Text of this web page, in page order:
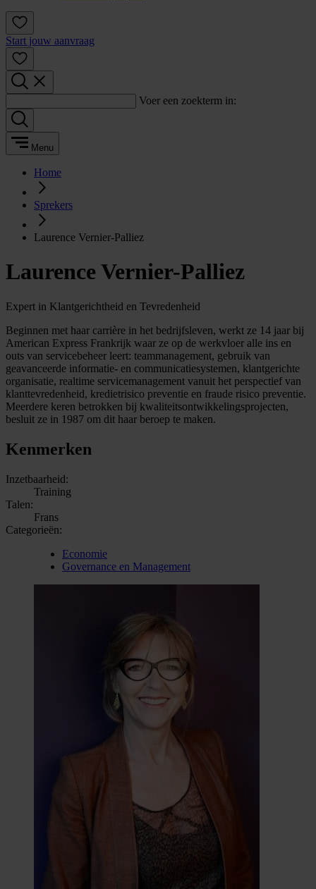
Start jouw aanvraag
Voer een zoekterm in:
Menu
Home
Sprekers
Laurence Vernier-Palliez
Laurence Vernier-Palliez
Expert in Klantgerichtheid en Tevredenheid
Beginnen met haar carrière in het bedrijfsleven, werkt ze 14 jaar bij
American Express Frankrijk waar ze op de werkvloer alle ins en
outs van servicebeheer leert: teammanagement, gebruik van
geavanceerde informatie- en communicatiesystemen, klantgerichte
organisatie, realtime servicemanagement vanuit het perspectief van
klanttevredenheid, kredietrisico preventie en fraude risico preventie.
Meerdere keren betrokken bij kwaliteitsontwikkelingsprojecten,
besluit ze in 1987 om dit haar beroep te maken.
Kenmerken
Inzetbaarheid:
Training
Talen:
Frans
Categorieën:
Economie
Governance en Management